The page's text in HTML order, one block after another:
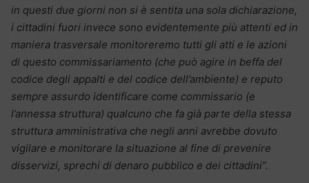
in questi due giorni non si è sentita una sola dichiarazione,
i cittadini fuori invece sono evidentemente più attenti ed in
maniera trasversale monitoreremo tutti gli atti e le azioni
di questo commissariamento (che può agire in beffa del
codice degli appalti e del codice dell’ambiente) e reputo
sempre assurdo identificare come commissario (e
l’annessa struttura) qualcuno che fa già parte della stessa
struttura amministrativa che negli anni avrebbe dovuto
vigilare e monitorare la situazione al fine di prevenire
disservizi, sprechi di denaro pubblico e dei cittadini”.